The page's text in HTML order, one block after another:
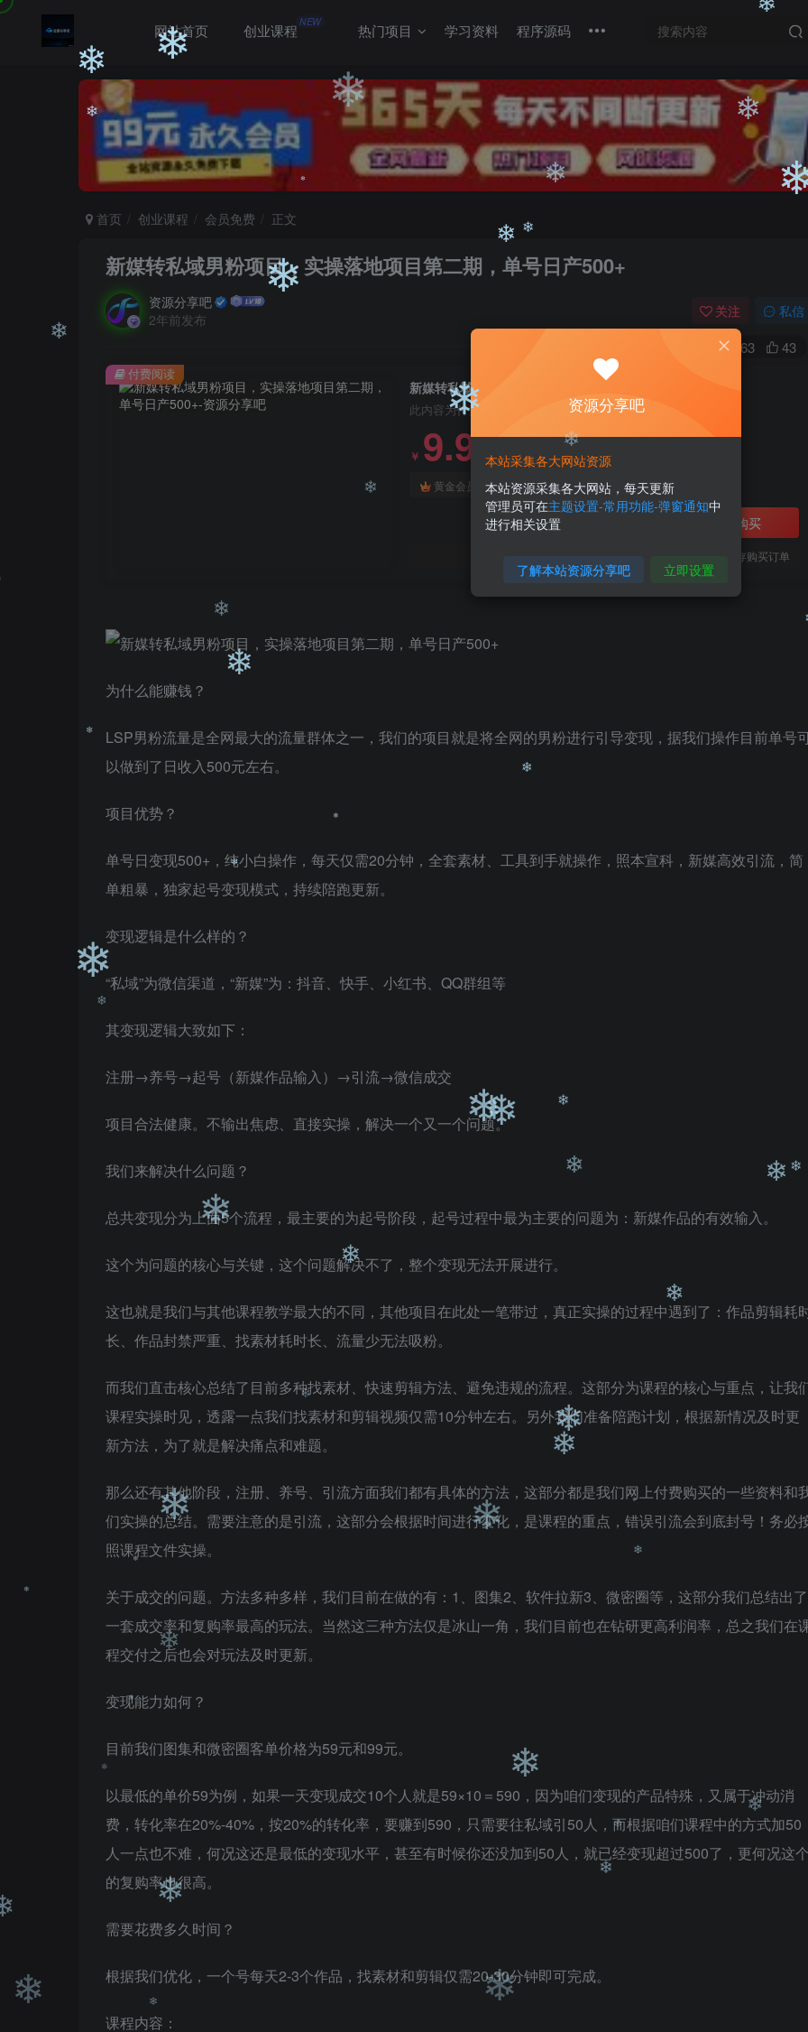
网站首页 创业课程 NEW 热门项目 学习资料 程序源码
首页 创业课程 会员免费 正文
新媒转私域男粉项目，实操落地项目第二期，单号日产500+
资源分享吧
2年前发布
关注 私信
2963 43
新媒转私域男粉项目，实操落地项目第二期，单号日产500+
此内容为付费阅读，请付费后查看
￥ 9.9 ￥99
黄金会员 免费 钻石会员免费
立即购买
您当前未登录！建议登陆后购买，可保存购买订单
付费阅读
为什么能赚钱？
LSP男粉流量是全网最大的流量群体之一，我们的项目就是将全网的男粉进行引导变现，据我们操作目前单号
以做到了日收入500元左右。
项目优势？
单号日变现500+，纯小白操作，每天仅需20分钟，全套素材、工具到手就操作，照本宣科，新媒高效引流，简
单粗暴，独家起号变现模式，持续陪跑更新。
变现逻辑是什么样的？
“私域”为微信渠道，“新媒”为：抖音、快手、小红书、QQ群组等
其变现逻辑大致如下：
注册→养号→起号（新媒作品输入）→引流→微信成交
项目合法健康。不输出焦虑、直接实操，解决一个又一个问题。
我们来解决什么问题？
总共变现分为上面5个流程，最主要的为起号阶段，起号过程中最为主要的问题为：新媒作品的有效输入。
这个为问题的核心与关键，这个问题解决不了，整个变现无法开展进行。
这也就是我们与其他课程教学最大的不同，其他项目在此处一笔带过，真正实操的过程中遇到了：作品剪辑耗
长、作品封禁严重、找素材耗时长、流量少无法吸粉。
而我们直击核心总结了目前多种找素材、快速剪辑方法、避免违规的流程。这部分为课程的核心与重点，让我
课程实操时见，透露一点我们找素材和剪辑视频仅需10分钟左右。另外我们准备陪跑计划，根据新情况及时更
新方法，为了就是解决痛点和难题。
那么还有其他阶段，注册、养号、引流方面我们都有具体的方法，这部分都是我们网上付费购买的一些资料和
们实操的总结。需要注意的是引流，这部分会根据时间进行变化，是课程的重点，错误引流会到底封号！务必
照课程文件实操。
关于成交的问题。方法多种多样，我们目前在做的有：1、图集2、软件拉新3、微密圈等，这部分我们总结出了
一套成交率和复购率最高的玩法。当然这三种方法仅是冰山一角，我们目前也在钻研更高利润率，总之我们在
程交付之后也会对玩法及时更新。
变现能力如何？
目前我们图集和微密圈客单价格为59元和99元。
以最低的单价59为例，如果一天变现成交10个人就是59×10＝590，因为咱们变现的产品特殊，又属于冲动消
费，转化率在20%-40%，按20%的转化率，要赚到590，只需要往私域引50人，而根据咱们课程中的方式加50
人一点也不难，何况这还是最低的变现水平，甚至有时候你还没加到50人，就已经变现超过500了，更何况这个
的复购率也很高。
需要花费多久时间？
根据我们优化，一个号每天2-3个作品，找素材和剪辑仅需20-30分钟即可完成。
课程内容：
资源分享吧
本站采集各大网站资源
本站资源采集各大网站，每天更新
管理员可在主题设置-常用功能-弹窗通知中
进行相关设置
了解本站资源分享吧 立即设置
❄
❄
❄
❄
❄
❄ ❄
❄
❄
❄
❄
❄
❄
❄ ❄
❄
❄
❄
❄
❄
❄
❄
❄
❄ ❄
❄ ❄
❄
❄
❄
❄